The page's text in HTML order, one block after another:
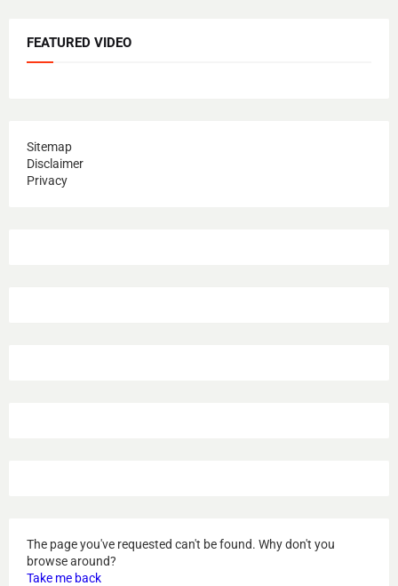
FEATURED VIDEO
Sitemap
Disclaimer
Privacy
The page you've requested can't be found. Why don't you
browse around?
Take me back